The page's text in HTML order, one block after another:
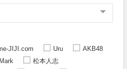
JIJI.com Uru
AKB48
松本人志